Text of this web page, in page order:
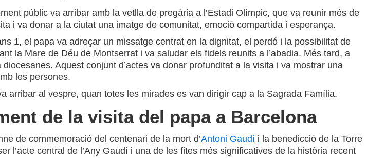
públic va arribar amb la vetlla de pregària a l’Estadi Olímpic, que va reunir més de
i va donar a la ciutat una imatge de comunitat, emoció compartida i esperança.
1, el papa va adreçar un missatge centrat en la dignitat, el perdó i la possibilitat de
la Mare de Déu de Montserrat i va saludar els fidels reunits a l’abadia. Més tard, a
Aquest conjunt d’actes va donar profunditat a la visita i va mostrar una
les persones.
arribar al vespre, quan totes les mirades es van dirigir cap a la Sagrada Família.
de la visita del papa a Barcelona
de commemoració del centenari de la mort d’Antoni Gaudí i la benedicció de la Torre
l’acte central de l’Any Gaudí i una de les fites més significatives de la història recent